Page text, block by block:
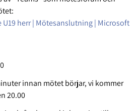
herr | Mötesanslutning | Microsoft
innan mötet börjar, vi kommer
20.00